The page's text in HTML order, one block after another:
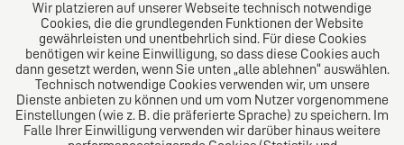
Das europäische Kanzlei-Netzwerk
Wir platzieren auf unserer Webseite technisch notwendige
Cookies, die die grundlegenden Funktionen der Website
gewährleisten und unentbehrlich sind. Für diese Cookies
benötigen wir keine Einwilligung, so dass diese Cookies auch
dann gesetzt werden, wenn Sie unten „alle ablehnen“ auswählen.
Technisch notwendige Cookies verwenden wir, um unsere
Dienste anbieten zu können und um vom Nutzer vorgenommene
Einstellungen (wie z. B. die präferierte Sprache) zu speichern. Im
Falle Ihrer Einwilligung verwenden wir darüber hinaus weitere